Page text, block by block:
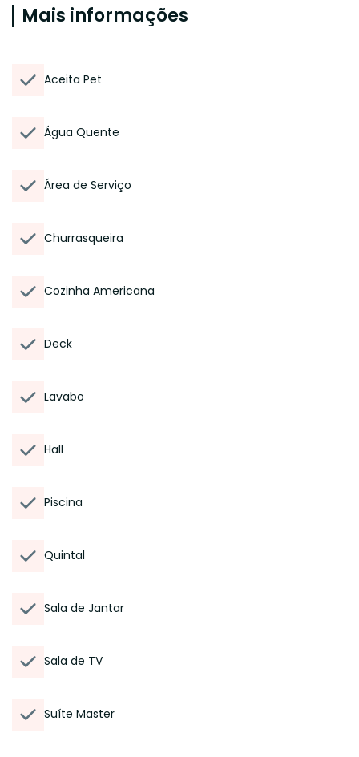
Mais informações
Aceita Pet
Água Quente
Área de Serviço
Churrasqueira
Cozinha Americana
Deck
Lavabo
Hall
Piscina
Quintal
Sala de Jantar
Sala de TV
Suíte Master